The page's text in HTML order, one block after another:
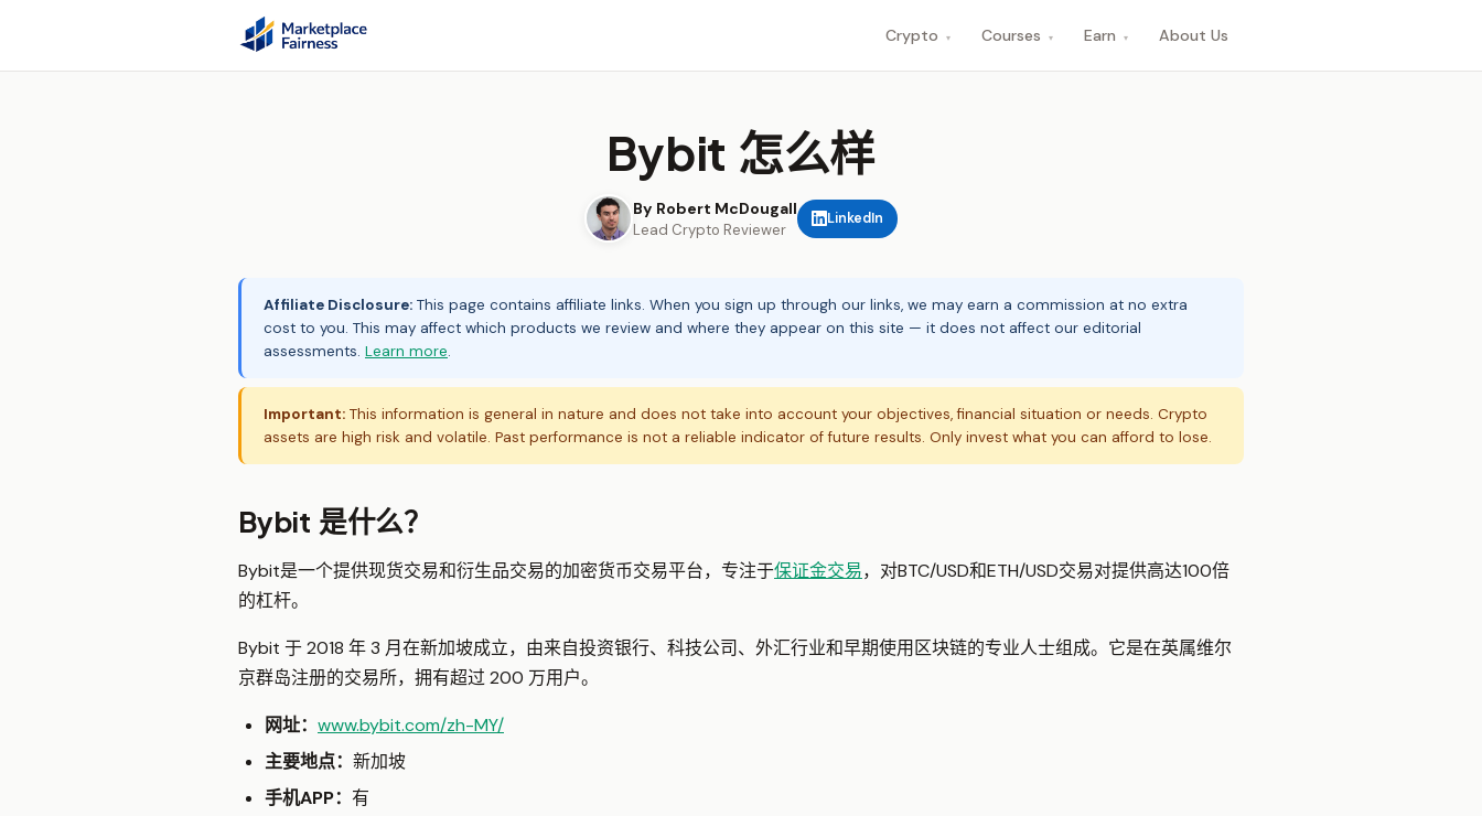
Crypto ▾ Courses ▾ Earn ▾ About Us
Bybit 怎么样
By Robert McDougall
Lead Crypto Reviewer
LinkedIn
Affiliate Disclosure: This page contains affiliate links. When you sign up through our links, we may earn a commission at no extra
cost to you. This may affect which products we review and where they appear on this site — it does not affect our editorial
assessments. Learn more.
Important: This information is general in nature and does not take into account your objectives, financial situation or needs. Crypto
assets are high risk and volatile. Past performance is not a reliable indicator of future results. Only invest what you can afford to lose.
Bybit 是什么？
Bybit是一个提供现货交易和衍生品交易的加密货币交易平台，专注于保证金交易，对BTC/USD和ETH/USD交易对提供高达100倍
的杠杆。
Bybit 于 2018 年 3 月在新加坡成立，由来自投资银行、科技公司、外汇行业和早期使用区块链的专业人士组成。它是在英属维尔
京群岛注册的交易所，拥有超过 200 万用户。
网址： www.bybit.com/zh-MY/
主要地点： 新加坡
手机APP： 有